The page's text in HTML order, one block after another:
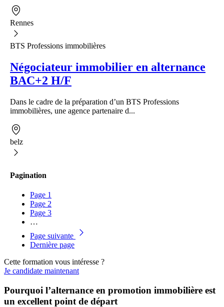
Rennes
BTS Professions immobilières
Négociateur immobilier en alternance
BAC+2 H/F
Dans le cadre de la préparation d’un BTS Professions
immobilières, une agence partenaire d...
belz
Pagination
Page 1
Page 2
Page 3
…
Page suivante
Dernière page
Cette formation vous intéresse ?
Je candidate maintenant
Pourquoi l’alternance en promotion immobilière est
un excellent point de départ